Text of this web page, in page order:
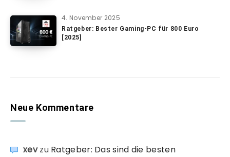
4. November 2025
Ratgeber: Bester Gaming-PC für 800 Euro
[2025]
Neue Kommentare
xevzu Ratgeber: Das sind die besten